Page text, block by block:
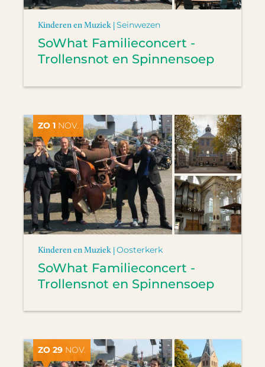
Kinderen en Muziek |Seinwezen
SoWhat Familieconcert -
Trollensnot en Spinnensoep
ZO 1 NOV.
Kinderen en Muziek |Oosterkerk
SoWhat Familieconcert -
Trollensnot en Spinnensoep
ZO 29 NOV.